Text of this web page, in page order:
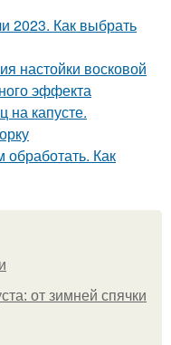
2023. Как выбрать
настойки восковой
эффекта
на капусте.
обработать. Как
от зимней спячки